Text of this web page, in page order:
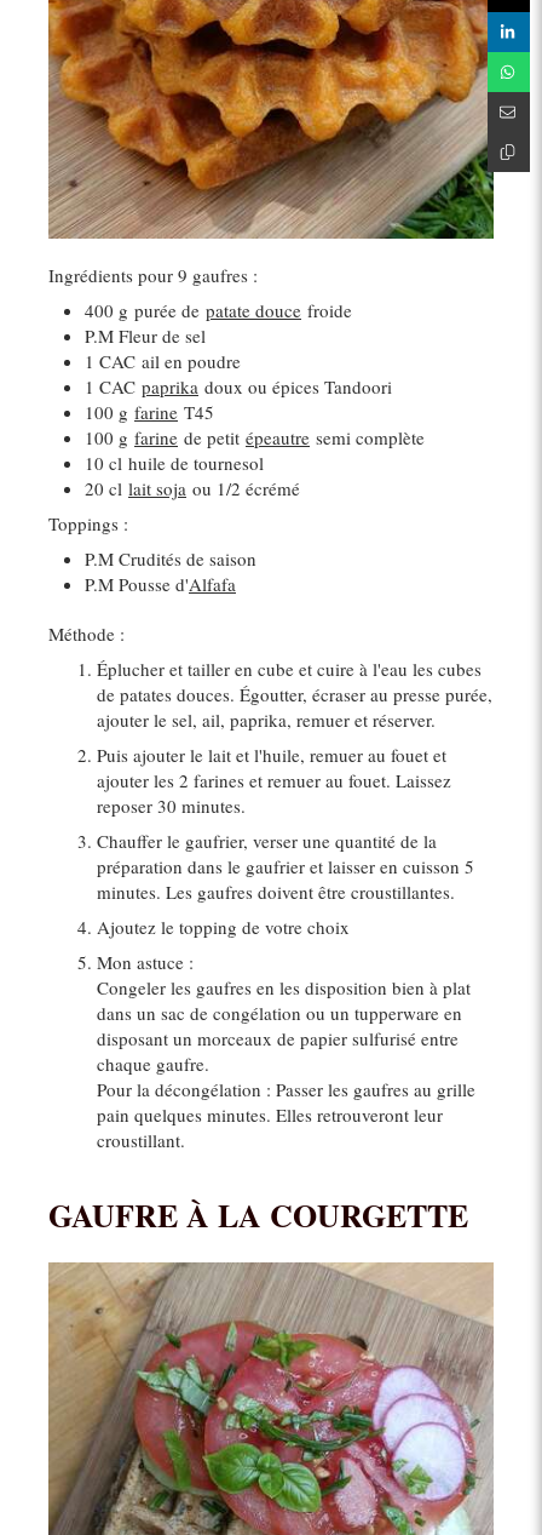
Ingrédients pour 9 gaufres :
400 g purée de patate douce froide
P.M Fleur de sel
1 CAC ail en poudre
1 CAC paprika doux ou épices Tandoori
100 g farine T45
100 g farine de petit épeautre semi complète
10 cl huile de tournesol
20 cl lait soja ou 1/2 écrémé
Toppings :
P.M Crudités de saison
P.M Pousse d'Alfafa
Méthode :
Éplucher et tailler en cube et cuire à l'eau les cubes
de patates douces. Égoutter, écraser au presse purée,
ajouter le sel, ail, paprika, remuer et réserver.
Puis ajouter le lait et l'huile, remuer au fouet et
ajouter les 2 farines et remuer au fouet. Laissez
reposer 30 minutes.
Chauffer le gaufrier, verser une quantité de la
préparation dans le gaufrier et laisser en cuisson 5
minutes. Les gaufres doivent être croustillantes.
Ajoutez le topping de votre choix
Mon astuce :
Congeler les gaufres en les disposition bien à plat
dans un sac de congélation ou un tupperware en
disposant un morceaux de papier sulfurisé entre
chaque gaufre.
Pour la décongélation : Passer les gaufres au grille
pain quelques minutes. Elles retrouveront leur
croustillant.
GAUFRE À LA COURGETTE